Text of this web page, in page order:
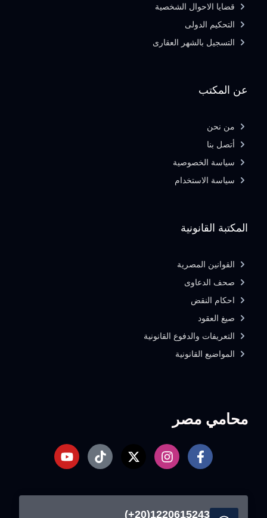
محامي مصر
1220615243(20+)
المكتبة القانونية
القوانين المصرية
صحف الدعاوى
احكام النقض
صيغ العقود
التعريفات والدفوع القانونية
المواضيع القانونية
عن المكتب
من نحن
أتصل بنا
سياسة الخصوصية
سياسة الاستخدام
قضايا الاحوال الشخصية
التحكيم الدولى
التسجيل بالشهر العقارى